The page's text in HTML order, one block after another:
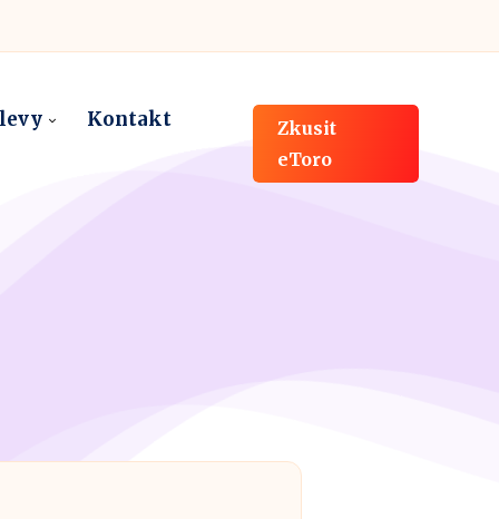
Kontakt
Zkusit
eToro